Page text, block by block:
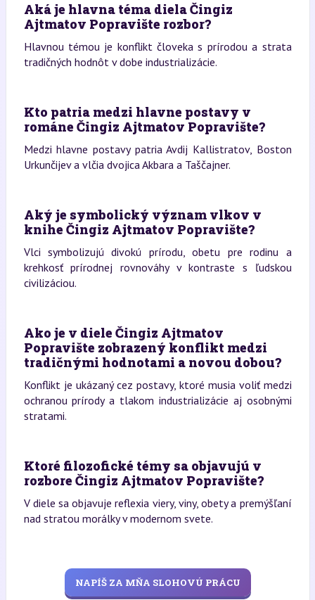
Aká je hlavna téma diela Čingiz
Ajtmatov Popravište rozbor?
Hlavnou témou je konflikt človeka s prírodou a strata
tradičných hodnôt v dobe industrializácie.
Kto patria medzi hlavne postavy v
románe Čingiz Ajtmatov Popravište?
Medzi hlavne postavy patria Avdij Kallistratov, Boston
Urkunčijev a vlčia dvojica Akbara a Taščajner.
Aký je symbolický význam vlkov v
knihe Čingiz Ajtmatov Popravište?
Vlci symbolizujú divokú prírodu, obetu pre rodinu a
krehkosť prírodnej rovnováhy v kontraste s ľudskou
civilizáciou.
Ako je v diele Čingiz Ajtmatov
Popravište zobrazený konflikt medzi
tradičnými hodnotami a novou dobou?
Konflikt je ukázaný cez postavy, ktoré musia voliť medzi
ochranou prírody a tlakom industrializácie aj osobnými
stratami.
Ktoré filozofické témy sa objavujú v
rozbore Čingiz Ajtmatov Popravište?
V diele sa objavuje reflexia viery, viny, obety a premýšľaní
nad stratou morálky v modernom svete.
NAPÍŠ ZA MŇA SLOHOVÚ PRÁCU